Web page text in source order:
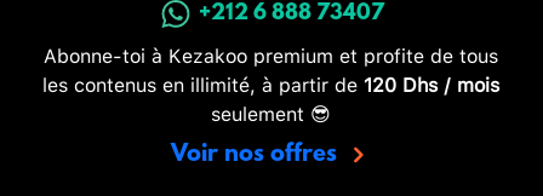
+212 6 888 73407
Abonne-toi à Kezakoo premium et profite de tous
les contenus en illimité, à partir de 120 Dhs / mois
seulement 😎
Voir nos offres